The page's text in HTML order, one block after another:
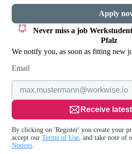
Apply
Never miss a job
Pfalz
We notify you, as soon as fitting new
Email
Receive
By clicking on 'Register' you create your
accept our Terms of Use , and take note of
Notices